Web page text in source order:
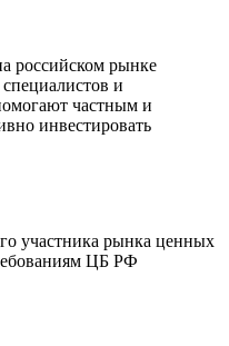
российском рынке
и
частным и
инвестировать
участника рынка ценных
ЦБ РФ